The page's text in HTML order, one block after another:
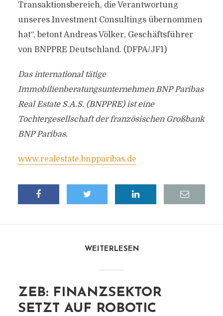
Transaktionsbereich, die Verantwortung
unseres Investment Consultings übernommen
hat“, betont Andreas Völker, Geschäftsführer
von BNPPRE Deutschland. (DFPA/JF1)
Das international tätige
Immobilienberatungsunternehmen BNP Paribas
Real Estate S.A.S. (BNPPRE) ist eine
Tochtergesellschaft der französischen Großbank
BNP Paribas.
www.realestate.bnpparibas.de
WEITERLESEN
ZEB: FINANZSEKTOR
SETZT AUF ROBOTIC